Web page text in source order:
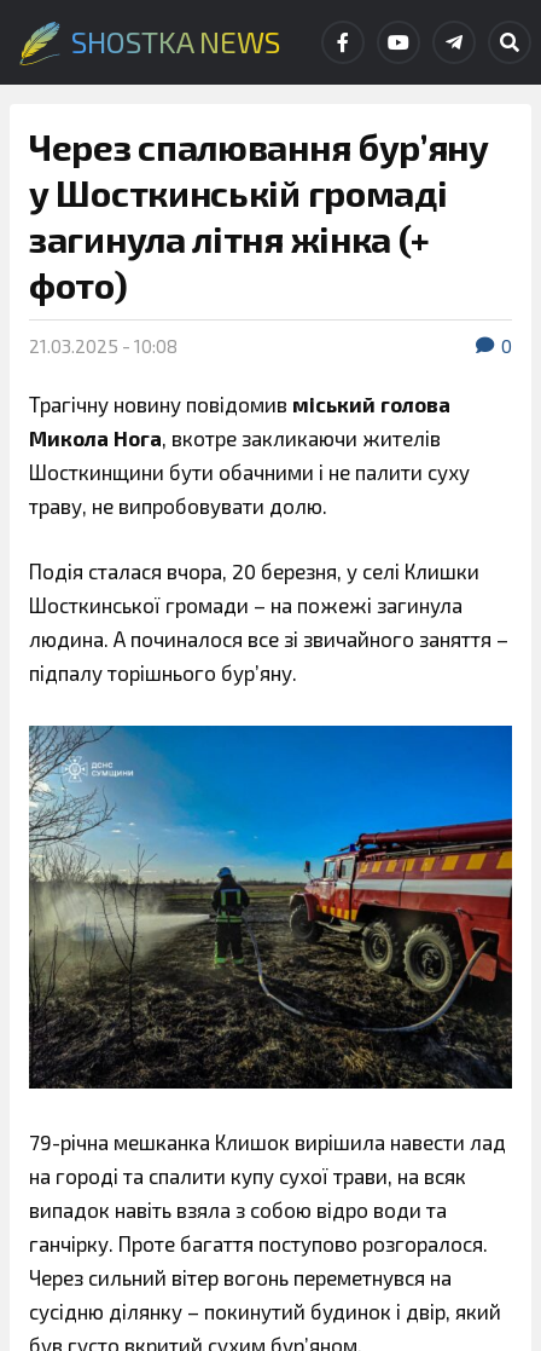
SHOSTKA NEWS
Через спалювання бур’яну
у Шосткинській громаді
загинула літня жінка (+
фото)
21.03.2025 - 10:08 0
Трагічну новину повідомив міський голова
Микола Нога, вкотре закликаючи жителів
Шосткинщини бути обачними і не палити суху
траву, не випробовувати долю.
Подія сталася вчора, 20 березня, у селі Клишки
Шосткинської громади – на пожежі загинула
людина. А починалося все зі звичайного заняття –
підпалу торішнього бур’яну.
79-річна мешканка Клишок вирішила навести лад
на городі та спалити купу сухої трави, на всяк
випадок навіть взяла з собою відро води та
ганчірку. Проте багаття поступово розгоралося.
Через сильний вітер вогонь переметнувся на
сусідню ділянку – покинутий будинок і двір, який
був густо вкритий сухим бур’яном.